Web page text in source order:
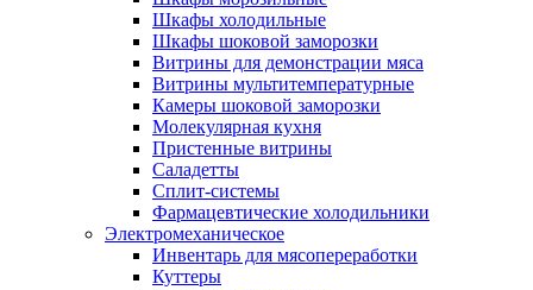
Шкафы холодильные
Шкафы шоковой заморозки
Витрины для демонстрации мяса
Витрины мультитемпературные
Камеры шоковой заморозки
Молекулярная кухня
Пристенные витрины
Саладетты
Сплит-системы
Фармацевтические холодильники
Электромеханическое
Инвентарь для мясопереработки
Куттеры